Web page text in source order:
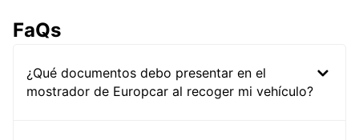
FaQs
¿Qué documentos debo presentar en el
mostrador de Europcar al recoger mi vehículo?